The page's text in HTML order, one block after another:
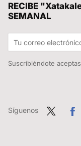
RECIBE
SEMANAL
Suscribiéndote
Síguenos